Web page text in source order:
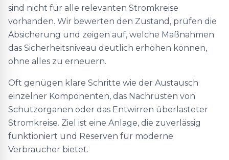
sind nicht für alle relevanten Stromkreise
vorhanden. Wir bewerten den Zustand, prüfen die
Absicherung und zeigen auf, welche Maßnahmen
das Sicherheitsniveau deutlich erhöhen können,
ohne alles zu erneuern.
Oft genügen klare Schritte wie der Austausch
einzelner Komponenten, das Nachrüsten von
Schutzorganen oder das Entwirren überlasteter
Stromkreise. Ziel ist eine Anlage, die zuverlässig
funktioniert und Reserven für moderne
Verbraucher bietet.